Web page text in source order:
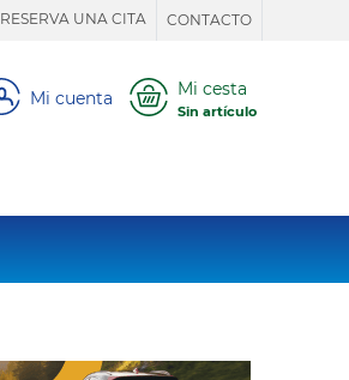
RESERVA UNA CITA CONTACTO
Mi cuenta Mi cesta
Sin artículo